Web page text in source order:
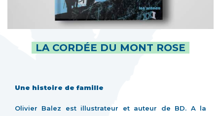
LA CORDÉE DU MONT ROSE
Une histoire de famille
Olivier Balez est illustrateur et auteur de BD. A la